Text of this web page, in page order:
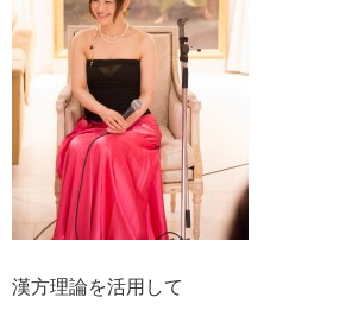
漢方理論を活用して